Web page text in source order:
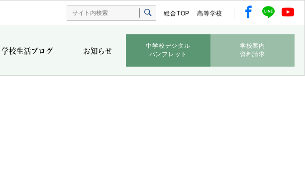
学校生活ブログ お知らせ
中学校デジタル
パンフレット
学校案内
資料請求
総合TOP 高等学校